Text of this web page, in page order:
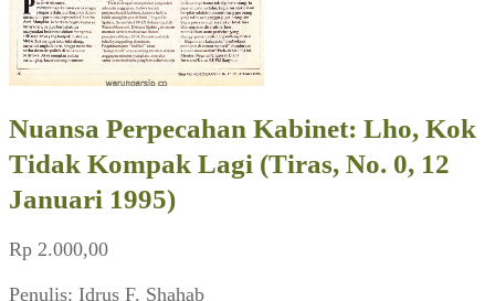
Nuansa Perpecahan Kabinet: Lho, Kok
Tidak Kompak Lagi (Tiras, No. 0, 12
Januari 1995)
Rp 2.000,00
Penulis: Idrus F. Shahab